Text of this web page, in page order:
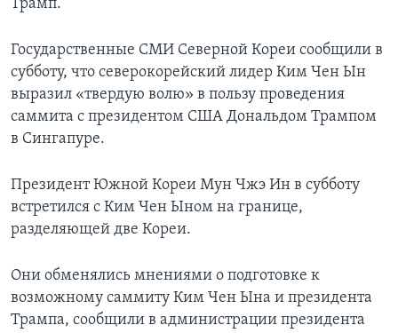
Трамп.
Государственные СМИ Северной Кореи сообщили в
субботу, что северокорейский лидер Ким Чен Ын
выразил «твердую волю» в пользу проведения
саммита с президентом США Дональдом Трампом
в Сингапуре.
Президент Южной Кореи Мун Чжэ Ин в субботу
встретился с Ким Чен Ыном на границе,
разделяющей две Кореи.
Они обменялись мнениями о подготовке к
возможному саммиту Ким Чен Ына и президента
Трампа, сообщили в администрации президента